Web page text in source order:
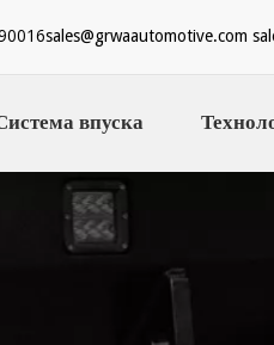
sales@grwaautomotive.com
впуска